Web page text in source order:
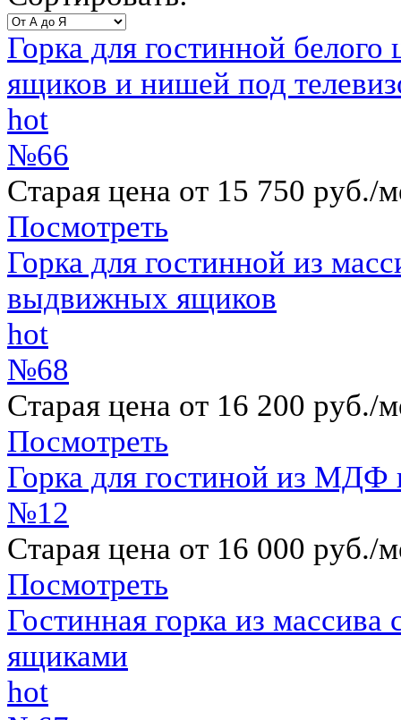
Горка для гостинной
ящиков и нишей под
hot
№66
Старая цена от 15 750 руб./
Посмотреть
Горка для гостинной из
выдвижных ящиков
hot
№68
Старая цена от 16 200 руб./
Посмотреть
Горка для гостиной из МДФ
№12
Старая цена от 16 000 руб./
Посмотреть
Гостинная горка из
ящиками
hot